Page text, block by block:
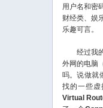
用户名和密
财经类、娱
乐趣可言。
经过我的
外网的电脑
吗。说做就
找的一些
Virtual